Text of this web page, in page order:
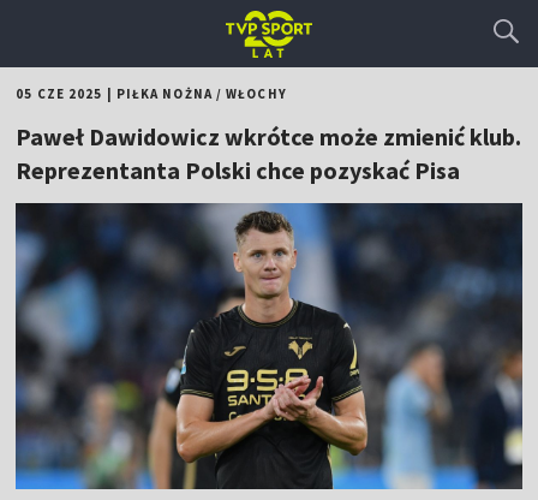
05 CZE 2025 PIŁKA NOŻNA/WŁOCHY
Paweł Dawidowicz wkrótce może zmienić klub.
Reprezentanta Polski chce pozyskać Pisa